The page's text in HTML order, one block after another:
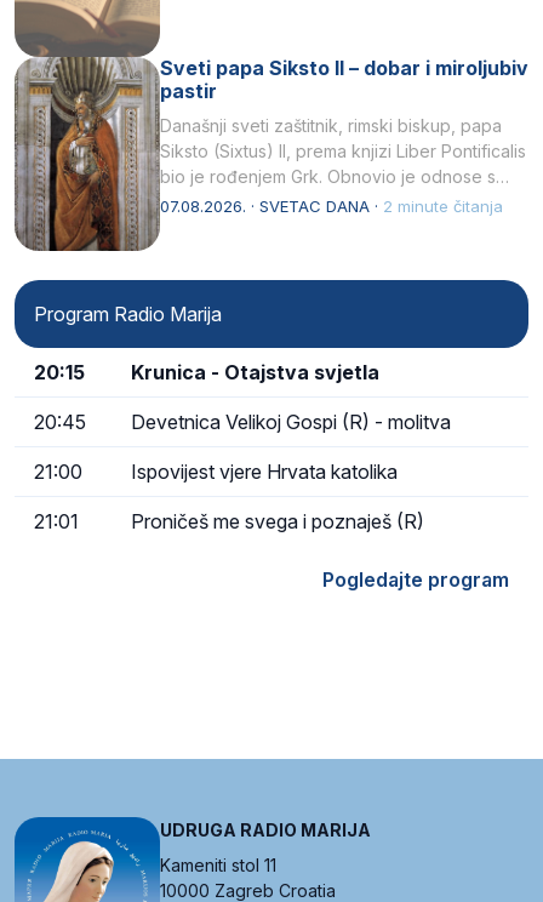
Sveti papa Siksto II – dobar i miroljubiv
pastir
Današnji sveti zaštitnik, rimski biskup, papa
Siksto (Sixtus) II, prema knjizi Liber Pontificalis
bio je rođenjem Grk. Obnovio je odnose s
afričkim…
07.08.2026. · SVETAC DANA · 2 minute čitanja
Program Radio Marija
20:15 Krunica - Otajstva svjetla
20:45 Devetnica Velikoj Gospi (R) - molitva
21:00 Ispovijest vjere Hrvata katolika
21:01 Proničeš me svega i poznaješ (R)
Pogledajte program
UDRUGA RADIO MARIJA
Kameniti stol 11
10000 Zagreb Croatia